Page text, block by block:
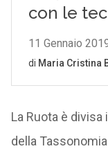
La Ruota è
della